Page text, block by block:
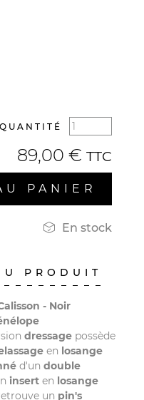
QUANTITÉ
89,00 € TTC
PANIER
 En stock
PRODUIT
- Noir
dressagepossède
en losange
d'un double
inserten losange
un pin's